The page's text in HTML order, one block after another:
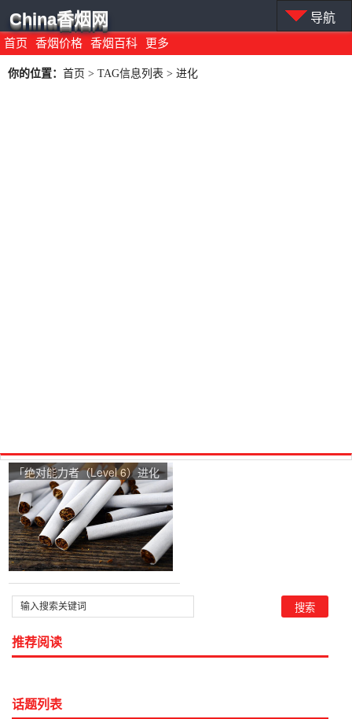
首页 香烟价格 香烟百科 更多
China香烟网 导航
你的位置： 首页 > TAG信息列表 > 进化
「绝对能力者（Level 6）进化
计划」所谓杀20000人一方能
升level.6是真的吗？
推荐阅读
话题列表